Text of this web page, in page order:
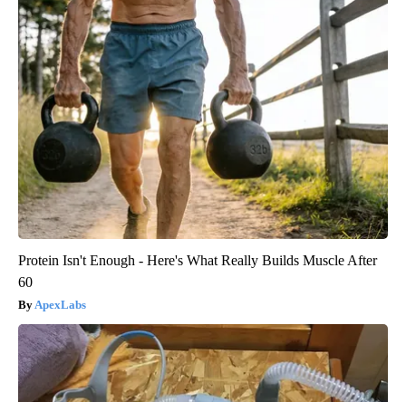
Protein Isn't Enough - Here's What Really Builds Muscle After
60
ApexLabs